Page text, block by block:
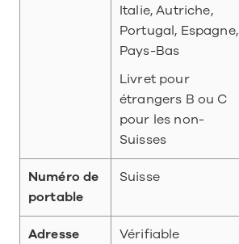
Italie, Autriche,
Portugal, Espagne,
Pays-Bas
Livret pour
étrangers B ou C
pour les non-
Suisses
Numéro de
portable
Suisse
Adresse Vérifiable